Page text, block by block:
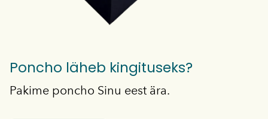
Poncho läheb kingituseks?
Pakime poncho Sinu eest ära.